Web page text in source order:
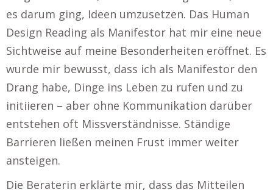
es darum ging, Ideen umzusetzen. Das Human
Design Reading als Manifestor hat mir eine neue
Sichtweise auf meine Besonderheiten eröffnet. Es
wurde mir bewusst, dass ich als Manifestor den
Drang habe, Dinge ins Leben zu rufen und zu
initiieren – aber ohne Kommunikation darüber
entstehen oft Missverständnisse. Ständige
Barrieren ließen meinen Frust immer weiter
ansteigen.
Die Beraterin erklärte mir, dass das Mitteilen